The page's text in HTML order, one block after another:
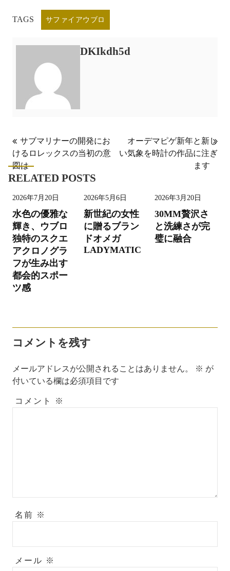
TAGS サファイアウブロ
DKIkdh5d
投
稿
ナ
ゲ
ー
シ
ョ
ン
サブマリナーの開発にお
けるロレックスの当初の意
図は
オーデマピゲ新年と新し
い気象を時計の作品に注ぎ
ます
RELATED POSTS
2026年7月20日
水色の優雅な
輝き、ウブロ
独特のスクエ
アクロノグラ
フが生み出す
都会的スポー
ツ感
2026年5月6日
新世紀の女性
に贈るブラン
ドオメガ
LADYMATIC
2026年3月20日
30MM贅沢さ
と洗練さが完
璧に融合
コメントを残す
メールアドレスが公開されることはありません。 ※ が
付いている欄は必須項目です
コメント ※
名前 ※
メール ※